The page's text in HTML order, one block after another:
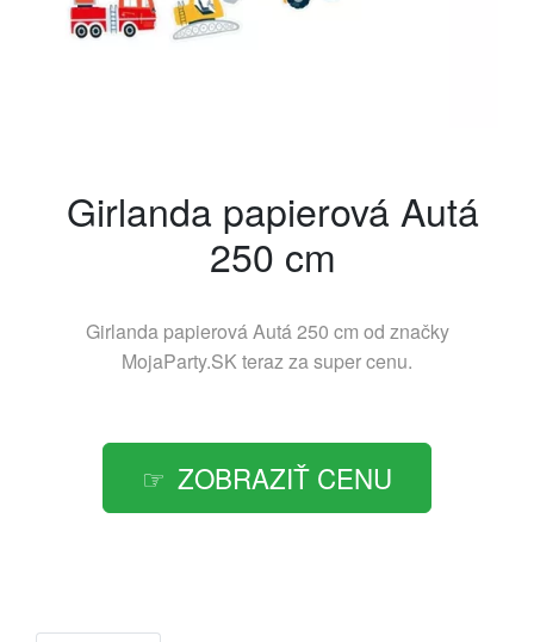
Girlanda papierová Autá
250 cm
Girlanda papierová Autá 250 cm od značky
MojaParty.SKteraz za super cenu.
ZOBRAZIŤ CENU